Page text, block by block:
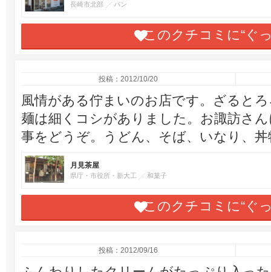
長崎市北部 パン
このクチコミに“ぐ
投稿：2012/10/20
風情がある佇まいのお店です。ざると
麺は細くコシがありました。お諏訪さ
事をどうぞ。うどん、そば、いなり、
月見茶屋
県庁・市役所・新大工 和菓子
このクチコミに“ぐ
投稿：2012/09/16